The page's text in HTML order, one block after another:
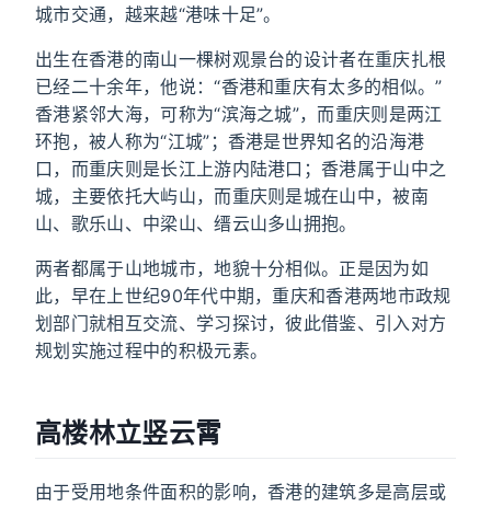
城市交通，越来越“港味十足”。
出生在香港的南山一棵树观景台的设计者在重庆扎根
已经二十余年，他说：“香港和重庆有太多的相似。”
香港紧邻大海，可称为“滨海之城”，而重庆则是两江
环抱，被人称为“江城”；香港是世界知名的沿海港
口，而重庆则是长江上游内陆港口；香港属于山中之
城，主要依托大屿山，而重庆则是城在山中，被南
山、歌乐山、中梁山、缙云山多山拥抱。
两者都属于山地城市，地貌十分相似。正是因为如
此，早在上世纪90年代中期，重庆和香港两地市政规
划部门就相互交流、学习探讨，彼此借鉴、引入对方
规划实施过程中的积极元素。
高楼林立竖云霄
由于受用地条件面积的影响，香港的建筑多是高层或